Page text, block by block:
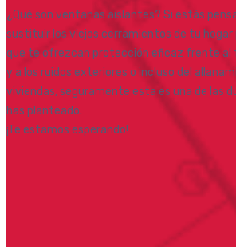
¿Qué son ventanas aislantes? Si estás
sustituir los viejos cerramientos de tu hogar
que te ofrezcan protección eficaz frente al
y a los ruidos exteriores o incluso del
viviendas, seguramente esta es una de las
has planteado.
¡Te estamos esperando!